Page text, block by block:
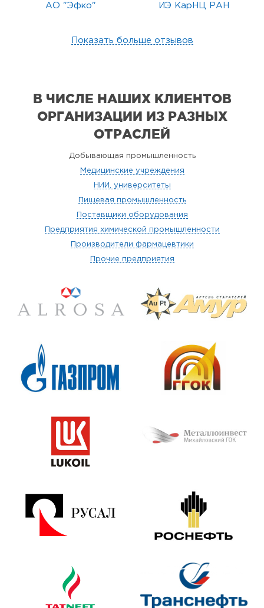
АО "Эфко" ИЭ КарНЦ РАН
Показать больше отзывов
В ЧИСЛЕ НАШИХ КЛИЕНТОВ
ОРГАНИЗАЦИИ ИЗ РАЗНЫХ
ОТРАСЛЕЙ
Добывающая промышленность
Медицинские учреждения
НИИ, университеты
Пищевая промышленность
Поставщики оборудования
Предприятия химической промышленности
Производители фармацевтики
Прочие предприятия